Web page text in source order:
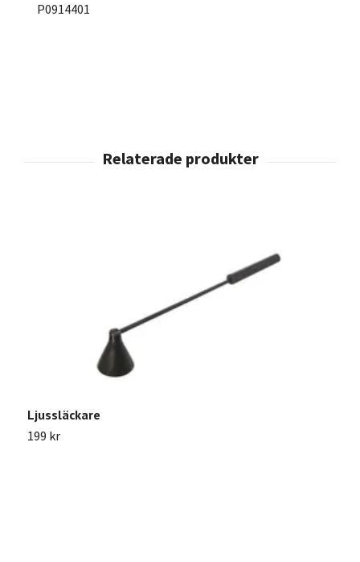
P0914401
Ljussläckare
199 kr